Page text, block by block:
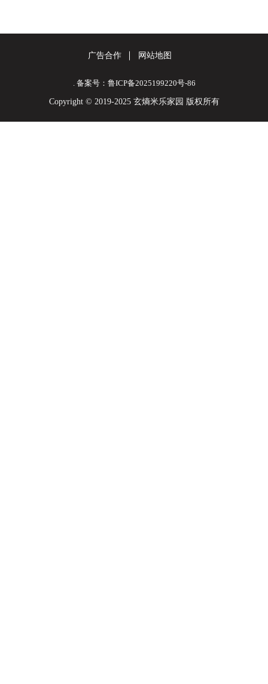
广告合作 网站地图
. 备案号：鲁ICP备2025199220号-86
Copyright © 2019-2025 玄熵米乐家园 版权所有